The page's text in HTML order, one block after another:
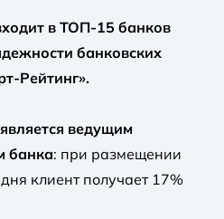
в ТОП-15 банков
банковских
Рейтинг».
ведущим
банка: при размещении
клиент получает 17%